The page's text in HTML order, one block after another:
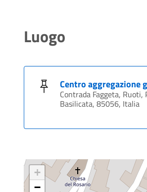
Luogo
Centro aggregazione
Contrada Faggeta, Ruoti,
Basilicata, 85056, Italia
+
−